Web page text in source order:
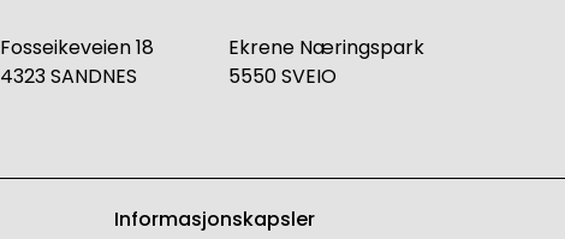
Fosseikeveien 18
4323 SANDNES
Ekrene Næringspark
5550 SVEIO
Informasjonskapsler